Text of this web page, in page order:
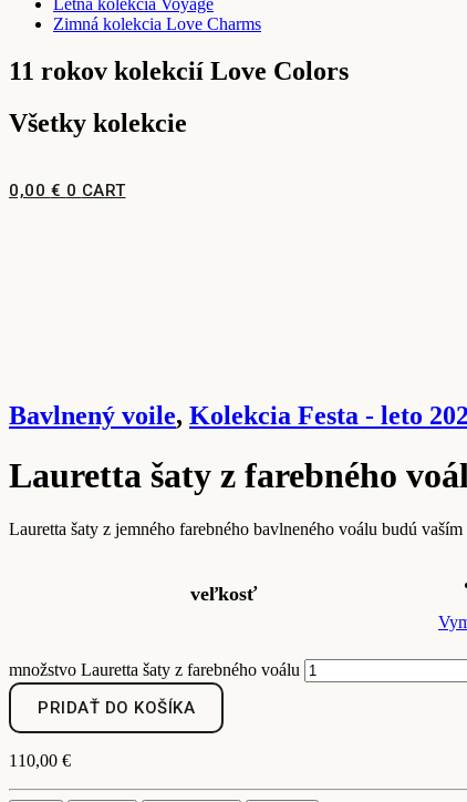
Zimná kolekcia Love Charms
11 rokov kolekcií Love Colors
Všetky kolekcie
0,00 € 0 CART
Bavlnený voile, Kolekcia Festa - leto
Lauretta šaty z farebného
Lauretta šaty z jemného farebného bavlneného voálu budú
veľkosť
množstvo Lauretta šaty z farebného voálu
PRIDAŤ DO KOŠÍKA
110,00 €